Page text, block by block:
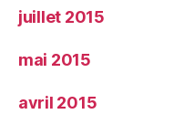
juillet 2015
mai 2015
avril 2015